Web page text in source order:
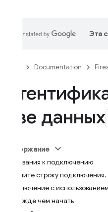
Эта
Documentation
базе данных
Содержание
Требования к подключению
Получите строку подключения.
Подключение с
Прежде чем начать